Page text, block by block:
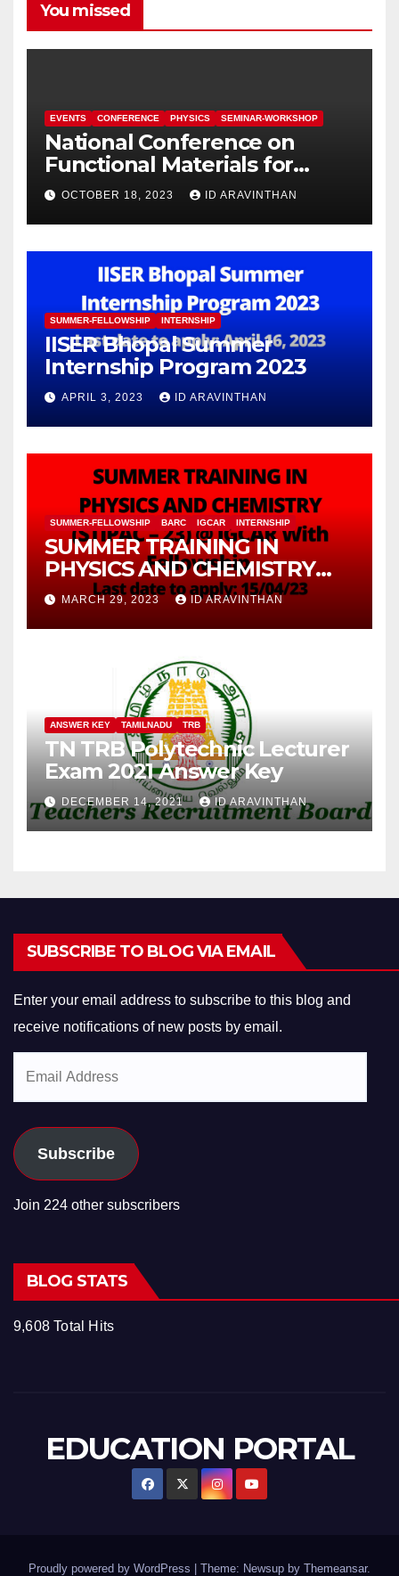
You missed
EVENTS CONFERENCE PHYSICS SEMINAR-WORKSHOP
National Conference on
Functional Materials for
Sustainable Energy &
Information Technology
(FuMSEIT – 2023)
OCTOBER 18, 2023 ID ARAVINTHAN
SUMMER-FELLOWSHIP INTERNSHIP
IISER Bhopal Summer
Internship Program 2023
APRIL 3, 2023 ID ARAVINTHAN
SUMMER-FELLOWSHIP BARC IGCAR INTERNSHIP
SUMMER TRAINING IN
PHYSICS AND CHEMISTRY
(STIPAC – 23) With Fellowship
MARCH 29, 2023 ID ARAVINTHAN
ANSWER KEY TAMILNADU TRB
TN TRB Polytechnic Lecturer
Exam 2021 Answer Key
DECEMBER 14, 2021 ID ARAVINTHAN
SUBSCRIBE TO BLOG VIA EMAIL
Enter your email address to subscribe to this blog and
receive notifications of new posts by email.
Subscribe
Join 224 other subscribers
BLOG STATS
9,608 Total Hits
EDUCATION PORTAL
Proudly powered by WordPress Theme: Newsup by Themeansar.